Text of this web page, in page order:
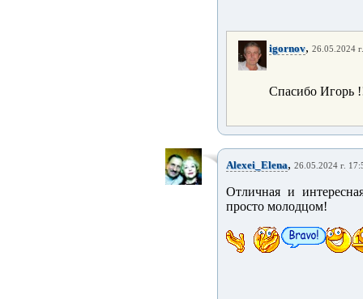
igornov, 26.05.2024
Спасибо Игорь
Alexei_Elena, 26.05.2024 г.
Отличная и
просто молодцом!